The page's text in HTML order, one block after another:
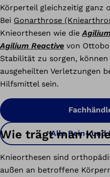
Körperteil gleichzeitig ganz
Bei Gonarthrose
Knieorthesen wie die
Agilium Reactive von
Stabilität zu sorgen,
ausgeheilten Verletzungen
Hilfsmittel sein.
Alle Bein- und
Wie trägt man
Knieorthesen sind
außen an betroffene